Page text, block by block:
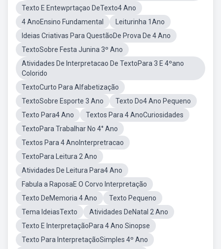
Texto E Entewprtaçao DeTexto4 Ano
4 AnoEnsino Fundamental
Leiturinha 1Ano
Ideias Criativas Para QuestãoDe Prova De 4 Ano
TextoSobre Festa Junina 3º Ano
Atividades De Interpretacao De TextoPara 3 E 4ºano
Colorido
TextoCurto Para Alfabetização
TextoSobre Esporte 3 Ano
Texto Do4 Ano Pequeno
Texto Para4 Ano
Textos Para 4 AnoCuriosidades
TextoPara Trabalhar No 4° Ano
Textos Para 4 AnoInterpretracao
TextoPara Leitura 2 Ano
Atividades De Leitura Para4 Ano
Fabula a RaposaE O Corvo Interpretação
Texto DeMemoria 4 Ano
Texto Pequeno
Tema IdeiasTexto
Atividades DeNatal 2 Ano
Texto E InterpretaçãoPara 4 Ano Sinopse
Texto Para InterpretaçãoSimples 4º Ano